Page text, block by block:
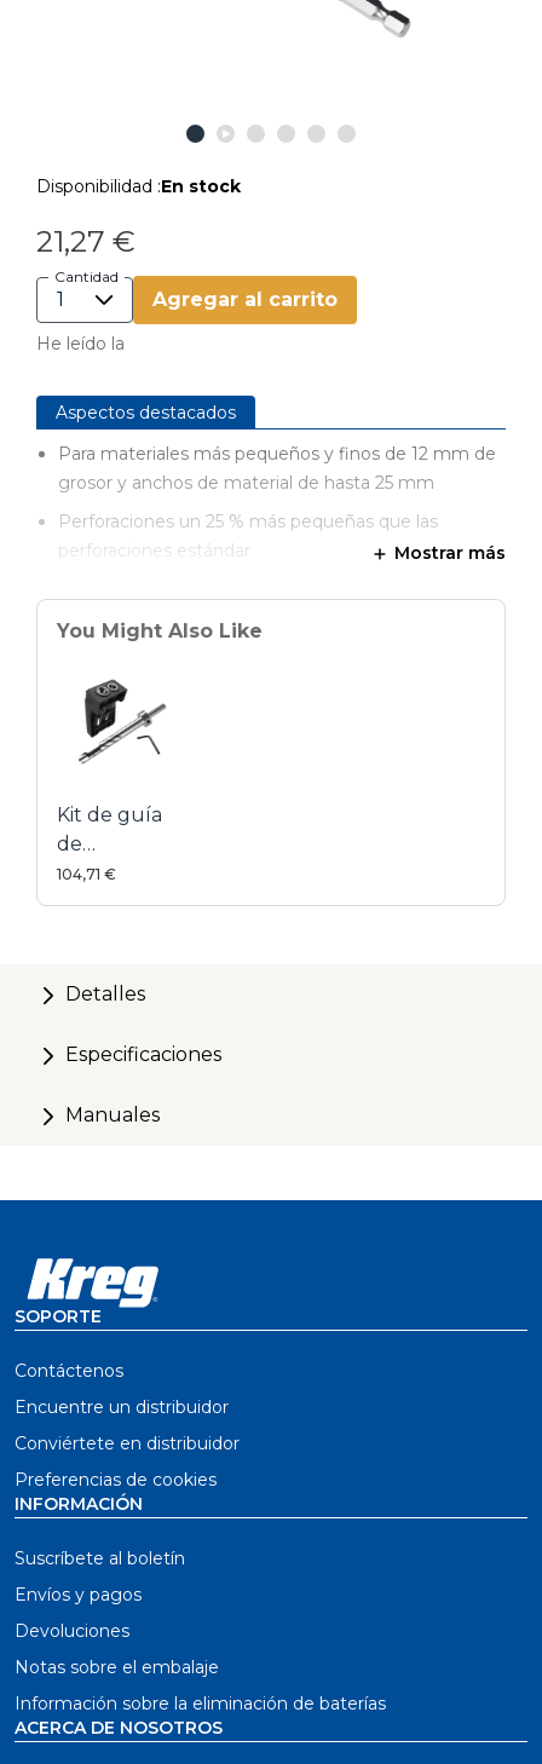
Disponibilidad :En stock
21,27 €
Cantidad
Agregar al carrito
He leído la
Aspectos destacados
Para materiales más pequeños y finos de 12 mm de
grosor y anchos de material de hasta 25 mm
Perforaciones un 25 % más pequeñas que las
perforaciones estándar
720 PRO
Mostrar más
You Might Also Like
Kit de guía
de
perforación
para
medida
104,71 €
Detalles
Especificaciones
Manuales
SOPORTE
Contáctenos
Encuentre un distribuidor
Conviértete en distribuidor
Preferencias de cookies
INFORMACIÓN
Suscríbete al boletín
Envíos y pagos
Devoluciones
Notas sobre el embalaje
Información sobre la eliminación de baterías
ACERCA DE NOSOTROS